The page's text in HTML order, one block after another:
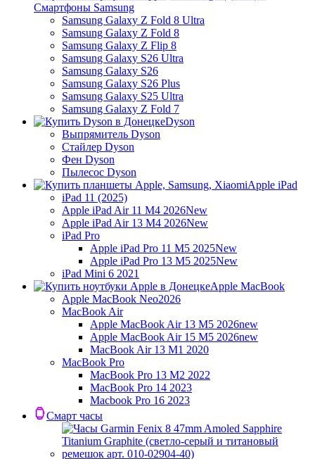
Смартфоны Samsung
Samsung Galaxy Z Fold 8 Ultra
Samsung Galaxy Z Fold 8
Samsung Galaxy Z Flip 8
Samsung Galaxy S26 Ultra
Samsung Galaxy S26
Samsung Galaxy S26 Plus
Samsung Galaxy S25 Ultra
Samsung Galaxy Z Fold 7
Dyson
Выпрямитель Dyson
Стайлер Dyson
Фен Dyson
Пылесос Dyson
Apple iPad
iPad 11 (2025)
Apple iPad Air 11 M4 2026New
Apple iPad Air 13 M4 2026New
iPad Pro
Apple iPad Pro 11 M5 2025New
Apple iPad Pro 13 M5 2025New
iPad Mini 6 2021
Apple MacBook
Apple MacBook Neo2026
MacBook Air
Apple MacBook Air 13 M5 2026new
Apple MacBook Air 15 M5 2026new
MacBook Air 13 M1 2020
MacBook Pro
MacBook Pro 13 M2 2022
MacBook Pro 14 2023
Macbook Pro 16 2023
Смарт часы